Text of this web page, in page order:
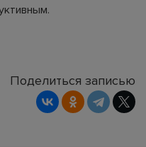
Поделиться записью